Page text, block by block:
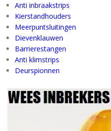
Anti inbraakstrips
Kierstandhouders
Meerpuntsluitingen
Dievenklauwen
Barrierestangen
Anti klimstrips
Deurspionnen